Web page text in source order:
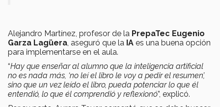
Alejandro Martínez, profesor de la PrepaTec Eugenio
Garza Lagüera, aseguró que la IA es una buena opción
para implementarse en el aula.
“Hay que enseñar al alumno que la inteligencia artificial
no es nada más, ‘no leí el libro le voy a pedir el resumen’,
sino que un vez leído el libro, pueda potenciar lo que él
entendió, lo que él comprendió y reflexionó”, explicó.